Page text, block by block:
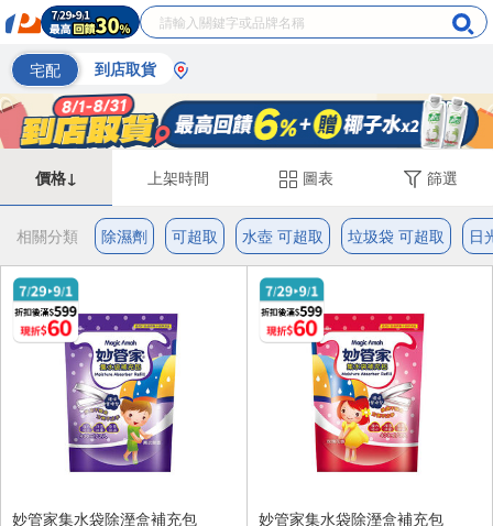
宅配 到店取貨
價格↓ 上架時間 圖表 篩選
相關分類 除濕劑 可超取 水壺 可超取 垃圾袋 可超取 日
妙管家集水袋除溼盒補充包
妙管家集水袋除溼盒補充包